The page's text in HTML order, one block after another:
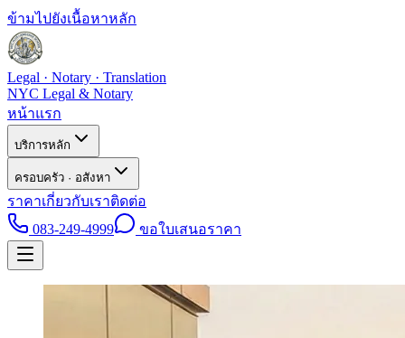
ข้ามไปยังเนื้อหาหลัก
Legal · Notary · Translation
NYC Legal & Notary
หน้าแรก
บริการหลัก
ครอบครัว · อสังหา
ราคาเกี่ยวกับเราติดต่อ
083-249-4999
ขอใบเสนอราคา